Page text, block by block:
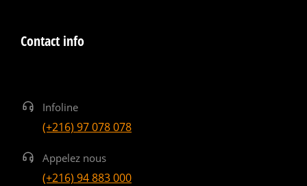
Contact info
Infoline
(+216) 97 078 078
Appelez nous
(+216) 94 883 000